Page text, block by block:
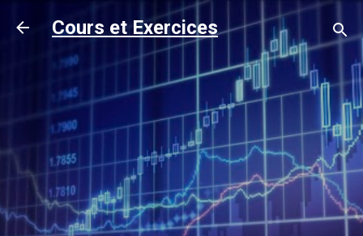
Accéder au contenu principal
Cours et Exercices